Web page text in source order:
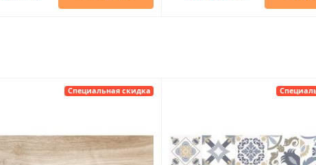
Специальная скидка